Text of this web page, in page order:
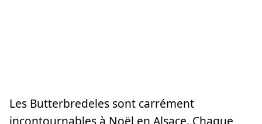
Les Butterbredeles sont carrément
incontournables à Noël en Alsace. Chaque